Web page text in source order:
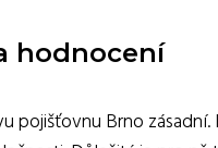
hodnocení
pojišťovnu Brno